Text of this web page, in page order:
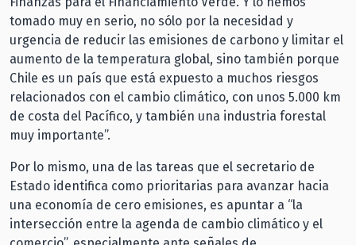
tomado muy en serio, no sólo por la necesidad y
urgencia de reducir las emisiones de carbono y limitar el
aumento de la temperatura global, sino también porque
Chile es un país que está expuesto a muchos riesgos
relacionados con el cambio climático, con unos 5.000 km
de costa del Pacífico, y también una industria forestal
muy importante”.
Por lo mismo, una de las tareas que el secretario de
Estado identifica como prioritarias para avanzar hacia
una economía de cero emisiones, es apuntar a “la
intersección entre la agenda de cambio climático y el